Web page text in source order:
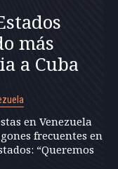
más
a Cuba
en Venezuela
frecuentes en
“Queremos